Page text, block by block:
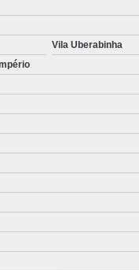
Vila Uberabinha